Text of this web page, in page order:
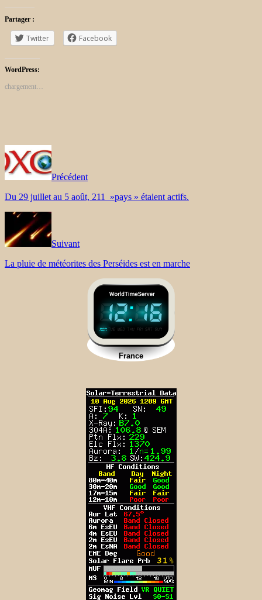
Partager :
Twitter Facebook
WordPress:
chargement…
Précédent
Du 29 juillet au 5 août, 211 »pays » étaient actifs.
Suivant
La pluie de météorites des Perséides est en marche